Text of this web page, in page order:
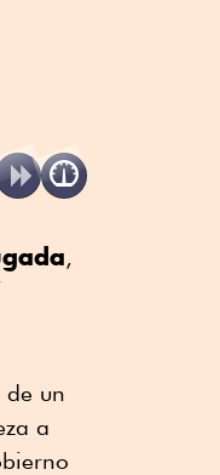
,
de un
a